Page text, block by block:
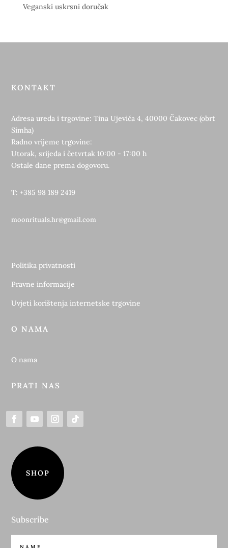
Veganski uskrsni doručak
KONTAKT
Adresa ureda i trgovine: Tina Ujevića 4, 40000 Čakovec (obrt
Simha)
Radno vrijeme trgovine:
Utorak, srijeda i četvrtak 10:00 - 17:00 h
Ostale dane prema dogovoru.
T: +385 98 189 2419
moonrituals.hr@gmail.com
Politika privatnosti
Pravne informacije
Uvjeti korištenja internetske trgovine
O NAMA
O nama
PRATI NAS
SHOP
Subscribe